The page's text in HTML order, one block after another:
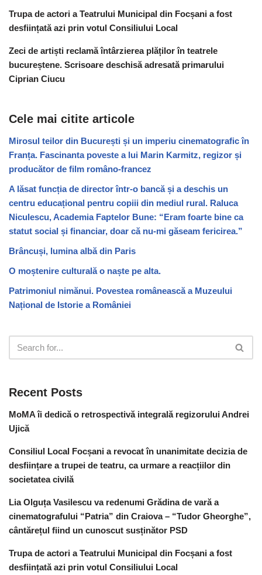
Trupa de actori a Teatrului Municipal din Focșani a fost
desființată azi prin votul Consiliului Local
Zeci de artiști reclamă întârzierea plăților în teatrele
bucureștene. Scrisoare deschisă adresată primarului
Ciprian Ciucu
Cele mai citite articole
Mirosul teilor din București și un imperiu cinematografic în
Franța. Fascinanta poveste a lui Marin Karmitz, regizor și
producător de film româno-francez
A lăsat funcția de director într-o bancă și a deschis un
centru educațional pentru copiii din mediul rural. Raluca
Niculescu, Academia Faptelor Bune: “Eram foarte bine ca
statut social și financiar, doar că nu-mi găseam fericirea.”
Brâncuși, lumina albă din Paris
O moștenire culturală o naște pe alta.
Patrimoniul nimănui. Povestea românească a Muzeului
Național de Istorie a României
Recent Posts
MoMA îi dedică o retrospectivă integrală regizorului Andrei
Ujică
Consiliul Local Focșani a revocat în unanimitate decizia de
desființare a trupei de teatru, ca urmare a reacțiilor din
societatea civilă
Lia Olguța Vasilescu va redenumi Grădina de vară a
cinematografului “Patria” din Craiova – “Tudor Gheorghe”,
cântărețul fiind un cunoscut susținător PSD
Trupa de actori a Teatrului Municipal din Focșani a fost
desființată azi prin votul Consiliului Local